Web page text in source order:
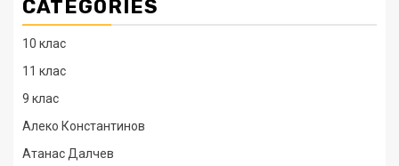
CATEGORIES
10 клас
11 клас
9 клас
Алеко Константинов
Атанас Далчев